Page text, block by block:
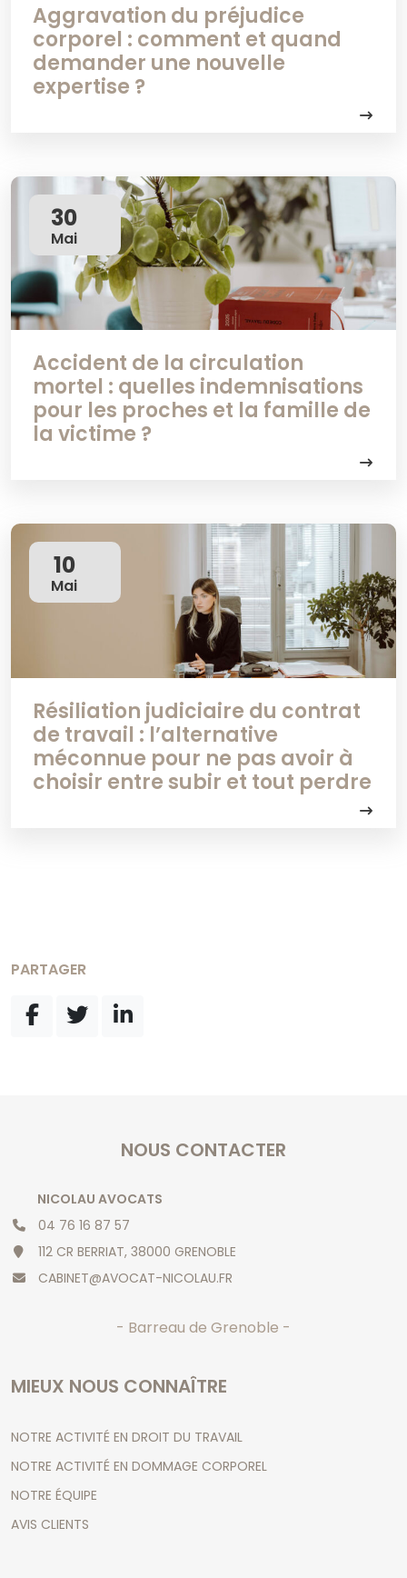
Aggravation du préjudice
corporel : comment et quand
demander une nouvelle
expertise ?
Accident de la circulation
mortel : quelles indemnisations
pour les proches et la famille de
la victime ?
30
Mai
Résiliation judiciaire du contrat
de travail : l’alternative
méconnue pour ne pas avoir à
choisir entre subir et tout perdre
10
Mai
PARTAGER
MIEUX NOUS CONNAÎTRE
NOTRE ACTIVITÉ EN DROIT DU TRAVAIL
NOTRE ACTIVITÉ EN DOMMAGE CORPOREL
NOTRE ÉQUIPE
AVIS CLIENTS
NOUS CONTACTER
NICOLAU AVOCATS
04 76 16 87 57
112 CR BERRIAT, 38000 GRENOBLE
CABINET@AVOCAT-NICOLAU.FR
- Barreau de Grenoble -